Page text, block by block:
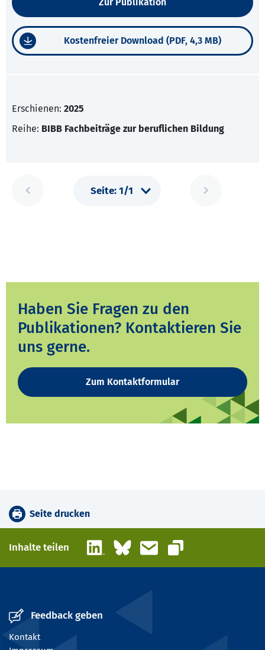
Kostenfreier Download (PDF, 4,3 MB)
Erschienen: 2025
Reihe: BIBB Fachbeiträge zur beruflichen Bildung
Haben Sie Fragen zu den
Publikationen? Kontaktieren Sie
uns gerne.
Zum Kontaktformular
Seite drucken
Inhalte teilen LinkedInBlueskyE-Mail
Link kopieren
Feedback geben
Kontakt